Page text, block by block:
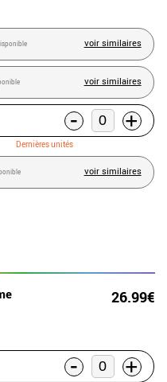
voir similaires
voir similaires
- +
Dernières unités
voir similaires
26.99€
- +